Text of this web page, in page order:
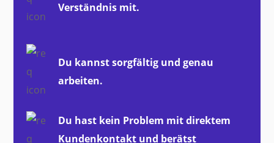
Verständnis mit.
Du kannst sorgfältig und genau
arbeiten.
Du hast kein Problem mit direktem
Kundenkontakt und berätst